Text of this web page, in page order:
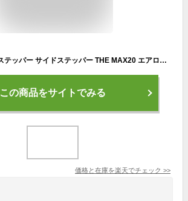
【負荷調節機能】 ステッパー サイドステッパー THE MAX20 エアロライフ 静音 ダイエット 負荷調整 静音 有酸素運動 脂肪燃焼 エクササイズ 足踏み マシン トレーニング 踏み台昇降 室内運動 女性 高齢者 運動不足 軽減
この商品をサイトでみる
価格と在庫を楽天でチェック >>